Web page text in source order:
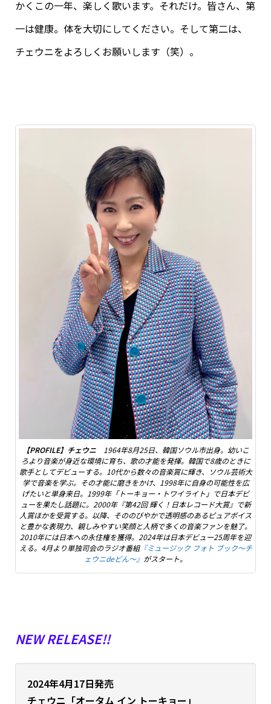
かくこの一年、楽しく歌います。それだけ。皆さん、第
一は健康。体を大切にしてください。そして第二は、
チェウニをよろしくお願いします（笑）。
【PROFILE】チェウニ1964年8月25日、韓国ソウル市出身。幼いこ
ろより音楽が身近な環境に育ち、歌の才能を発揮。韓国で8歳のときに
歌手としてデビューする。10代から数々の音楽賞に輝き、ソウル芸術大
学で音楽を学ぶ。その才能に磨きをかけ、1998年に自身の可能性を広
げたいと単身来日。1999年「トーキョー・トワイライト」で日本デビ
ューを果たし話題に。2000年『第42回 輝く！日本レコード大賞』で新
人賞ほかを受賞する。以降、そののびやかで透明感のあるピュアボイス
と豊かな表現力、親しみやすい笑顔と人柄で多くの音楽ファンを魅了。
2010年には日本への永住権を獲得。2024年は日本デビュー25周年を迎
える。4月より単独司会のラジオ番組『ミュージック フォト ブック〜チ
ェウニdeどん〜』 がスタート。
NEW RELEASE!!
2024年4月17日発売
チェウニ「オータム イン トーキョー」